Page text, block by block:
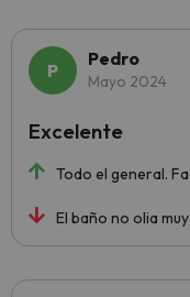
Pedro
Mayo 2024
Todo el general.
El baño no olia
Excelente